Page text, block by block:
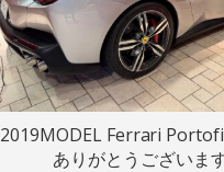
2019MODEL Ferrari
ありがとうございます